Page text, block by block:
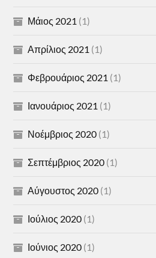
Μάιος 2021 (1)
Απρίλιος 2021 (1)
Φεβρουάριος 2021 (1)
Ιανουάριος 2021 (1)
Νοέμβριος 2020 (1)
Σεπτέμβριος 2020 (1)
Αύγουστος 2020 (1)
Ιούλιος 2020 (1)
Ιούνιος 2020 (1)